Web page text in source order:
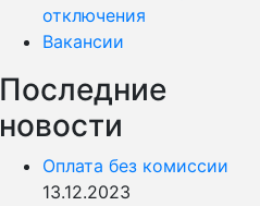
отключения
Вакансии
Последние
новости
Оплата без комиссии
13.12.2023